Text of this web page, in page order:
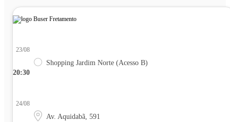
20:30
23/08
Shopping Jardim Norte (Acesso B)
24/08
Av. Aquidabã, 591